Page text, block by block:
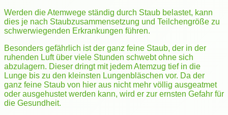
Werden die Atemwege ständig durch Staub belastet, kann
dies je nach Staubzusammensetzung und Teilchengröße zu
schwerwiegenden Erkrankungen führen.
Besonders gefährlich ist der ganz feine Staub, der in der
ruhenden Luft über viele Stunden schwebt ohne sich
abzulagern. Dieser dringt mit jedem Atemzug tief in die
Lunge bis zu den kleinsten Lungenbläschen vor. Da der
ganz feine Staub von hier aus nicht mehr völlig ausgeatmet
oder ausgehustet werden kann, wird er zur ernsten Gefahr für
die Gesundheit.